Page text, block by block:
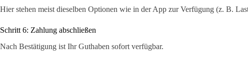
Hier stehen meist dieselben Optionen wie in der App zur Verfügung (z. B.
Schritt 6: Zahlung abschließen
Nach Bestätigung ist Ihr Guthaben sofort verfügbar.